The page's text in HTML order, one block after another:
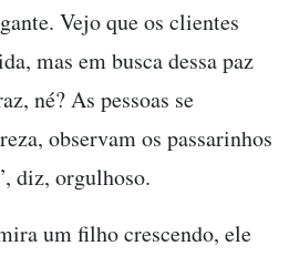
Vejo que os clientes
mas em busca dessa paz
né? As pessoas se
observam os passarinhos
diz, orgulhoso.
um filho crescendo, ele